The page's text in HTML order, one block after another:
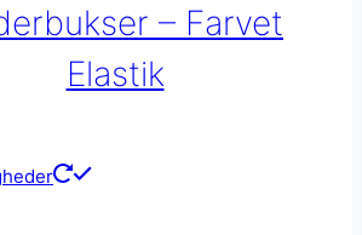
vælges
på
varesiden
– Farvet
Elastik
Dette